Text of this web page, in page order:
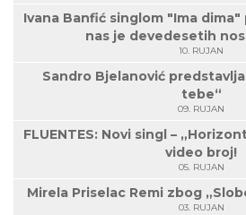
Ivana Banfić singlom "Ima
nas je devedesetih
10. RUJAN
Sandro Bjelanović
tebe“
09. RUJAN
FLUENTES: Novi singl –
video broj!
05. RUJAN
Mirela Priselac Remi zbog
03. RUJAN